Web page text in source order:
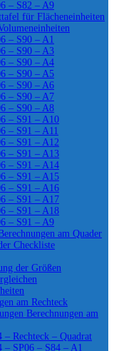
– S82 – A9
für Flächeneinheiten
– S90 – A1
– S90 – A3
– S90 – A4
– S90 – A5
– S90 – A6
– S90 – A7
– S90 – A8
– S91 – A10
– S91 – A11
– S91 – A12
– S91 – A13
– S91 – A14
– S91 – A15
– S91 – A16
– S91 – A17
– S91 – A18
– S91 – A9
am Quader
Checkliste
der Größen
am Rechteck
Berechnungen am
Rechteck – Quadrat
SP06 – S84 – A1